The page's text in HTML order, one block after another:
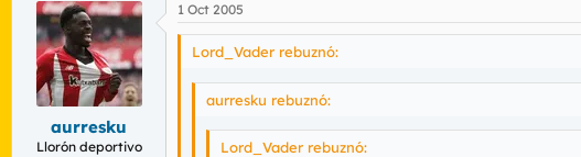
BAZA 0-5 MÁLAGA
ALBACETE 1-0 CÁDIZ
XEREZ 2-0 NUMANCIA
:137 :137 :137 :137 :137 :137 :137 :137 :137
aurresku
Llorón deportivo
1 Oct 2005
Lord_Vader rebuznó:
aurresku rebuznó:
Lord_Vader rebuznó: